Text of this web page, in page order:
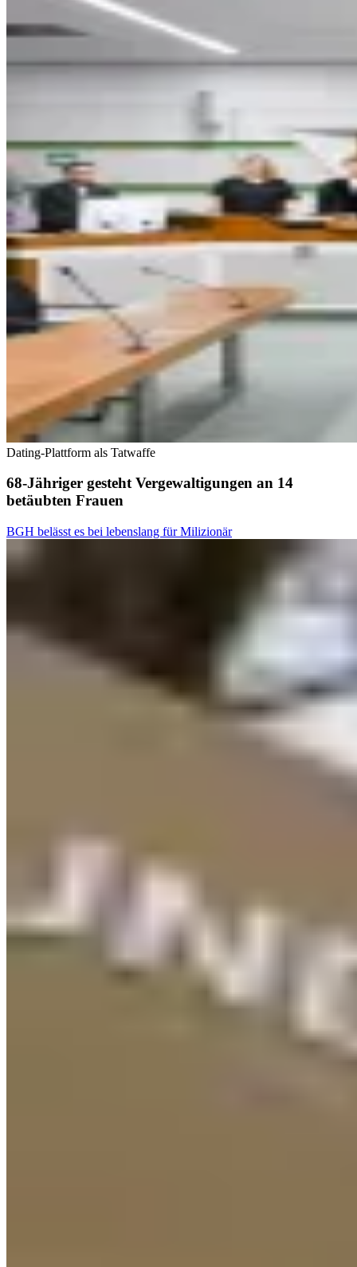
Dating-Plattform als Tatwaffe
68-Jähriger gesteht Vergewaltigungen an 14
betäubten Frauen
BGH belässt es bei lebenslang für Milizionär